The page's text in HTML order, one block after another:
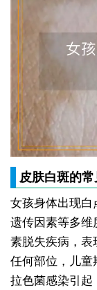
皮肤白斑的
女孩身体出现白
遗传因素等多维
素脱失疾病，表
任何部位，儿童
拉色菌感染引起